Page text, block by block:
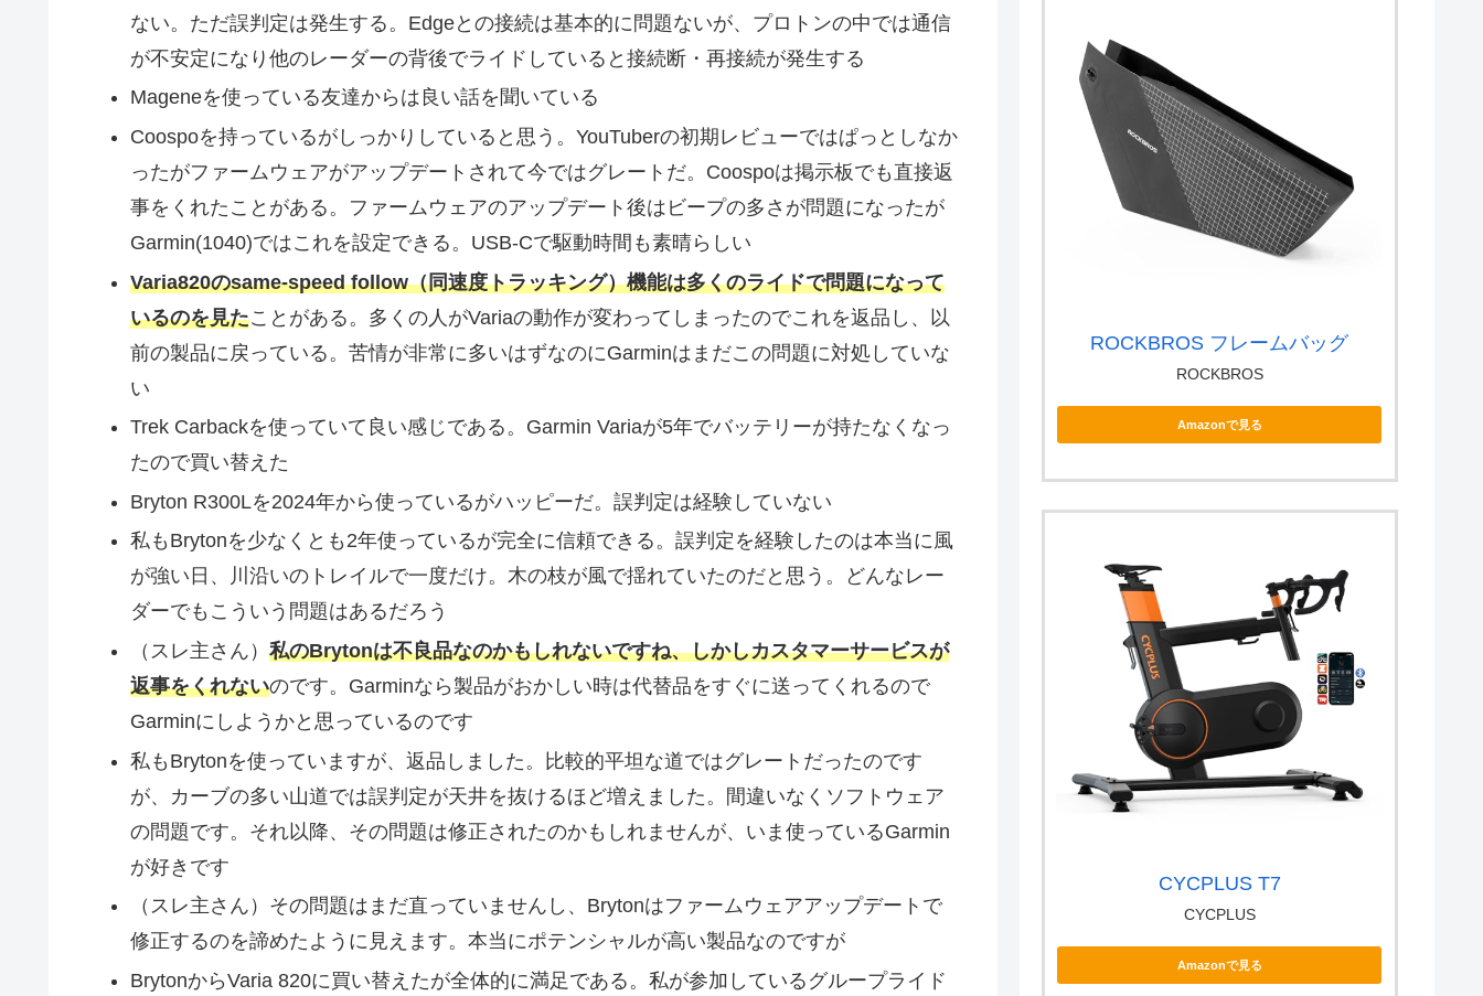
ない。ただ誤判定は発生する。Edgeとの接続は基本的に問題ないが、プロトンの中では通信
が不安定になり他のレーダーの背後でライドしていると接続断・再接続が発生する
Mageneを使っている友達からは良い話を聞いている
Coospoを持っているがしっかりしていると思う。YouTuberの初期レビューではぱっとしなか
ったがファームウェアがアップデートされて今ではグレートだ。Coospoは掲示板でも直接返
事をくれたことがある。ファームウェアのアップデート後はビープの多さが問題になったが
Garmin(1040)ではこれを設定できる。USB-Cで駆動時間も素晴らしい
Varia820のsame-speed follow（同速度トラッキング）機能は多くのライドで問題になって
いるのを見たことがある。多くの人がVariaの動作が変わってしまったのでこれを返品し、以
前の製品に戻っている。苦情が非常に多いはずなのにGarminはまだこの問題に対処していな
い
Trek Carbackを使っていて良い感じである。Garmin Variaが5年でバッテリーが持たなくなっ
たので買い替えた
Bryton R300Lを2024年から使っているがハッピーだ。誤判定は経験していない
私もBrytonを少なくとも2年使っているが完全に信頼できる。誤判定を経験したのは本当に風
が強い日、川沿いのトレイルで一度だけ。木の枝が風で揺れていたのだと思う。どんなレー
ダーでもこういう問題はあるだろう
（スレ主さん） 私のBrytonは不良品なのかもしれないですね、しかしカスタマーサービスが
返事をくれないのです。Garminなら製品がおかしい時は代替品をすぐに送ってくれるので
Garminにしようかと思っているのです
私もBrytonを使っていますが、返品しました。比較的平坦な道ではグレートだったのです
が、カーブの多い山道では誤判定が天井を抜けるほど増えました。間違いなくソフトウェア
の問題です。それ以降、その問題は修正されたのかもしれませんが、いま使っているGarmin
が好きです
（スレ主さん）その問題はまだ直っていませんし、Brytonはファームウェアアップデートで
修正するのを諦めたように見えます。本当にポテンシャルが高い製品なのですが
BrytonからVaria 820に買い替えたが全体的に満足である。私が参加しているグループライド
ROCKBROS フレームバッグ
ROCKBROS
Amazonで見る
CYCPLUS T7
CYCPLUS
Amazonで見る